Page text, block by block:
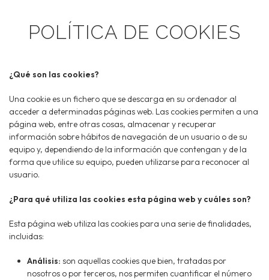
POLÍTICA DE COOKIES
¿Qué son las cookies?
Una cookie es un fichero que se descarga en su ordenador al
acceder a determinadas páginas web. Las cookies permiten a una
página web, entre otras cosas, almacenar y recuperar
información sobre hábitos de navegación de un usuario o de su
equipo y, dependiendo de la información que contengan y de la
forma que utilice su equipo, pueden utilizarse para reconocer al
usuario.
¿Para qué utiliza las cookies esta página web y cuáles son?
Esta página web utiliza las cookies para una serie de finalidades,
incluidas:
Análisis: son aquellas cookies que bien, tratadas por
nosotros o por terceros, nos permiten cuantificar el número